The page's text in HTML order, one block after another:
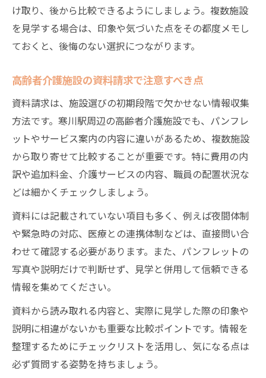
け取り、後から比較できるようにしましょう。複数施設
を見学する場合は、印象や気づいた点をその都度メモし
ておくと、後悔のない選択につながります。
高齢者介護施設の資料請求で注意すべき点
資料請求は、施設選びの初期段階で欠かせない情報収集
方法です。寒川駅周辺の高齢者介護施設でも、パンフレ
ットやサービス案内の内容に違いがあるため、複数施設
から取り寄せて比較することが重要です。特に費用の内
訳や追加料金、介護サービスの内容、職員の配置状況な
どは細かくチェックしましょう。
資料には記載されていない項目も多く、例えば夜間体制
や緊急時の対応、医療との連携体制などは、直接問い合
わせて確認する必要があります。また、パンフレットの
写真や説明だけで判断せず、見学と併用して信頼できる
情報を集めてください。
資料から読み取れる内容と、実際に見学した際の印象や
説明に相違がないかも重要な比較ポイントです。情報を
整理するためにチェックリストを活用し、気になる点は
必ず質問する姿勢を持ちましょう。